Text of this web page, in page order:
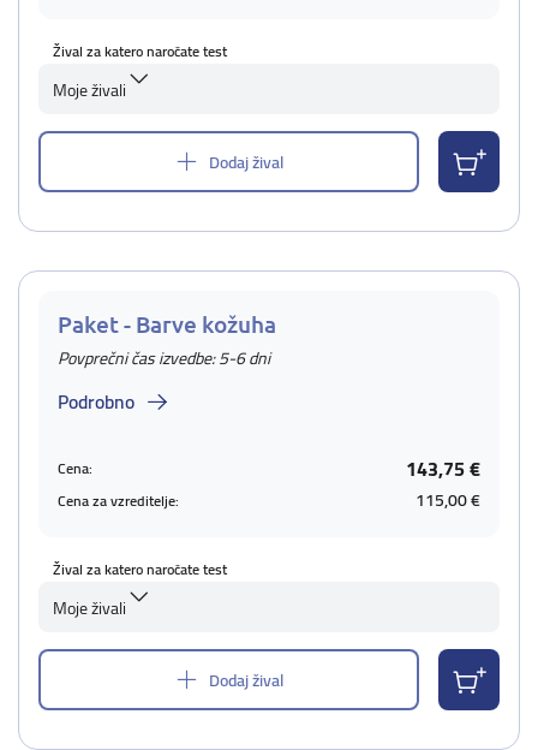
Žival za katero naročate test
Moje živali
Dodaj žival
Paket - Barve kožuha
Povprečni čas izvedbe: 5-6 dni
Podrobno
Cena: 143,75 €
Cena za vzreditelje: 115,00 €
Žival za katero naročate test
Moje živali
Dodaj žival